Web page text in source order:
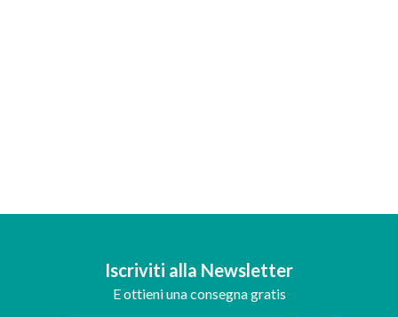
Iscriviti alla Newsletter
E ottieni una consegna gratis